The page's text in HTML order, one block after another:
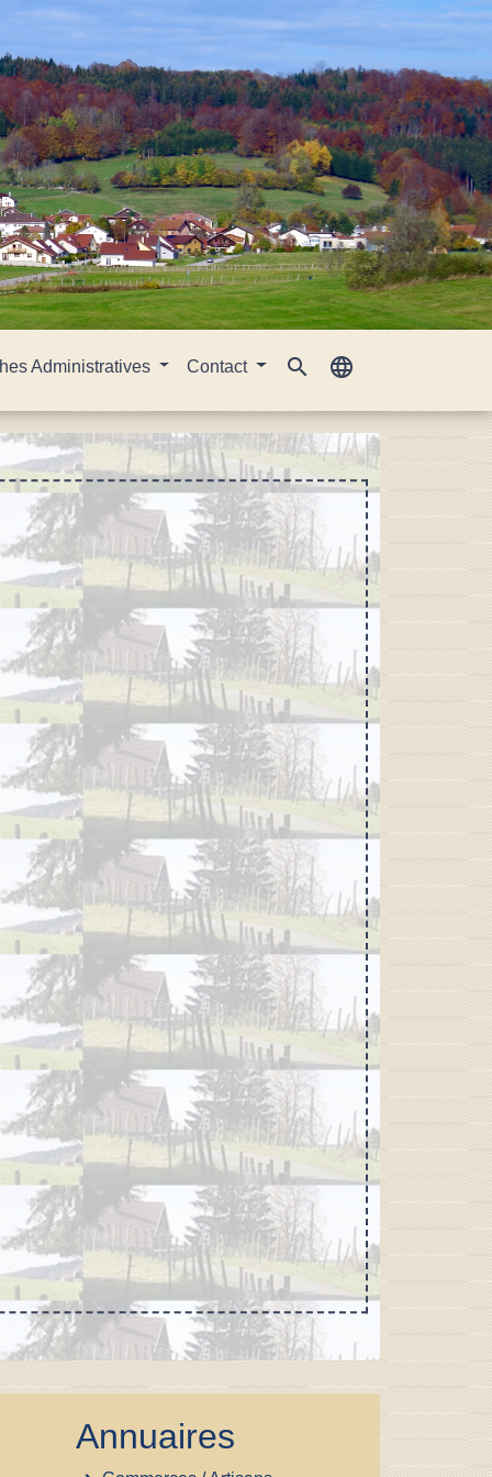
Administratives Contact search language
Annuaires